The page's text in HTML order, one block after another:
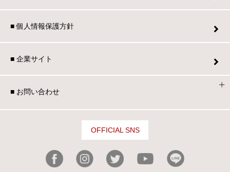
■ 個人情報保護方針
■ 企業サイト
■ お問い合わせ
OFFICIAL SNS